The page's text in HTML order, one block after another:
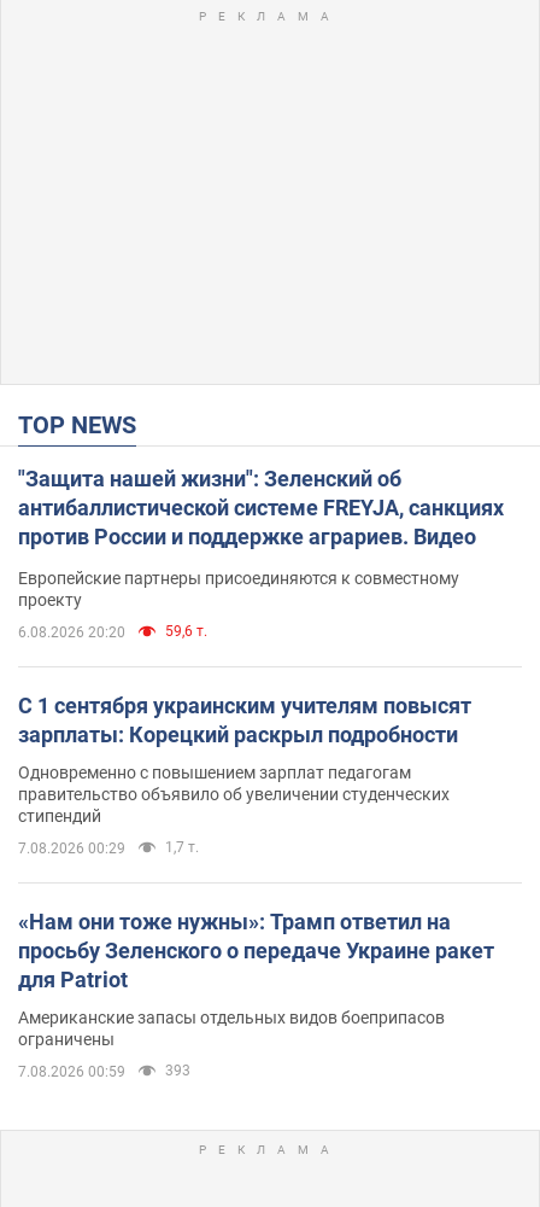
TOP NEWS
"Защита нашей жизни": Зеленский об
антибаллистической системе FREYJA, санкциях
против России и поддержке аграриев. Видео
Европейские партнеры присоединяются к совместному
проекту
6.08.2026 20:20 59,6 т.
С 1 сентября украинским учителям повысят
зарплаты: Корецкий раскрыл подробности
Одновременно с повышением зарплат педагогам
правительство объявило об увеличении студенческих
стипендий
7.08.2026 00:29 1,7 т.
«Нам они тоже нужны»: Трамп ответил на
просьбу Зеленского о передаче Украине ракет
для Patriot
Американские запасы отдельных видов боеприпасов
ограничены
7.08.2026 00:59 393